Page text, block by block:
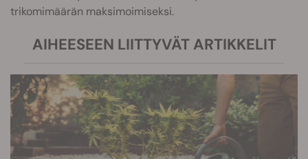
trikomimäärän maksimoimiseksi.
AIHEESEEN LIITTYVÄT ARTIKKELIT